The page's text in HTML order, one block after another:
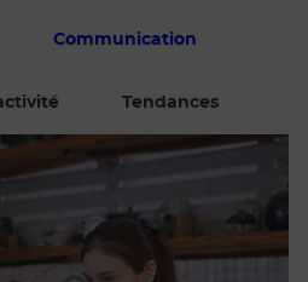
Communication
Tendances